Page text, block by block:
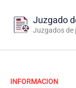
contenido
Juzgado
Juzgados de
INFORMACION